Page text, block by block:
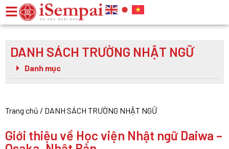
DANH SÁCH TRƯỜNG NHẬT NGỮ
Danh mục
Trang chủ / DANH SÁCH TRƯỜNG NHẬT NGỮ
Giới thiệu về Học viện Nhật ngữ Daiwa –